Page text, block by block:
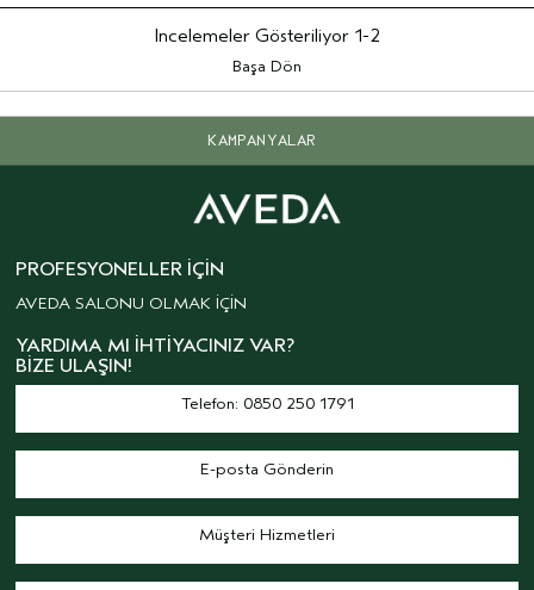
Incelemeler Gösteriliyor 1-2
Başa Dön
KAMPANYALAR
PROFESYONELLER İÇIN
AVEDA SALONU OLMAK İÇİN
YARDIMA MI İHTIYACINIZ VAR?
BIZE ULAŞIN!
Telefon: 0850 250 1791
E-posta Gönderin
Müşteri Hizmetleri